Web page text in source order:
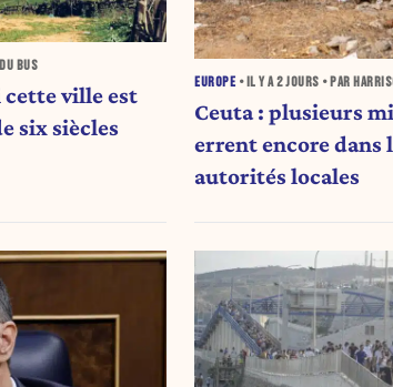
BUS
cette ville est
six siècles
EUROPE • IL Y A2 JOURS • PAR
Ceuta : plusieurs
errent encore dans
autorités locales